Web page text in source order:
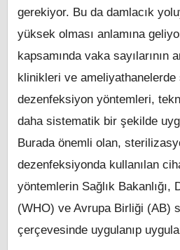
gerekiyor. Bu da damlacık
yüksek olması anlamına
kapsamında vaka sayılarının
klinikleri ve
dezenfeksiyon yöntemleri,
daha sistematik bir şekilde
Burada önemli olan,
dezenfeksiyonda kullanılan
yöntemlerin Sağlık Bakanlığı,
(WHO) ve Avrupa Birliği (AB)
çerçevesinde uygulanıp